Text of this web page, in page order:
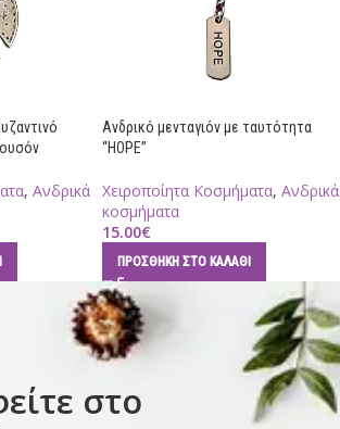
, Ανδρικά
Ανδρικό μενταγιόν με ταυτότητα
“HOPE”
Χειροποίητα Κοσμήματα, Ανδρικά
κοσμήματα
15.00€
ΠΡΟΣΘΉΚΗ ΣΤΟ ΚΑΛΆΘΙ
στο